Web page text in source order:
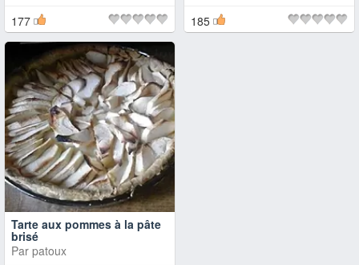
177
185
Tarte aux pommes à la pâte
brisé
Par patoux